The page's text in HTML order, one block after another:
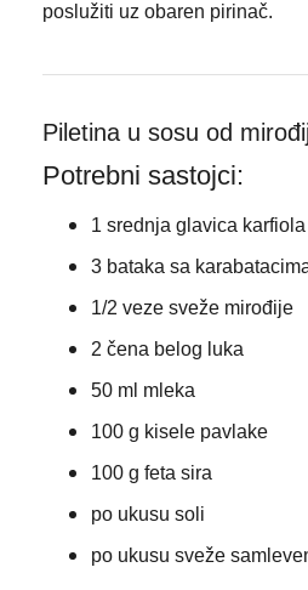
poslužiti uz obaren pirinač.
Piletina u sosu od
Potrebni sastojci:
1 srednja glavica karfiola
3 bataka sa
1/2 veze sveže mirođije
2 čena belog luka
50 ml mleka
100 g kisele pavlake
100 g feta sira
po ukusu soli
po ukusu sveže